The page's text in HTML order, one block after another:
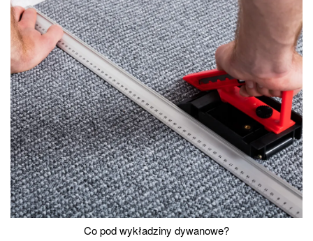
Co pod wykładziny dywanowe?